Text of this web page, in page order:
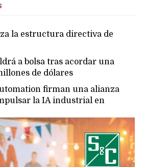
la estructura directiva de
a bolsa tras acordar una
de dólares
firman una alianza
la IA industrial en